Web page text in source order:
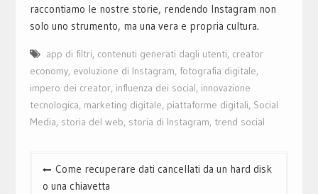
raccontiamo le nostre storie, rendendo Instagram non
solo uno strumento, ma una vera e propria cultura.
app di filtri, contenuti generati dagli utenti, creator
economy, evoluzione di Instagram, fotografia digitale,
impero dei creator, influenza dei social, innovazione
tecnologica, marketing digitale, piattaforme digitali, Social
Media, storia del web, storia di Instagram, trend social
Navigazione
articoli
Come recuperare dati cancellati da un hard disk
o una chiavetta